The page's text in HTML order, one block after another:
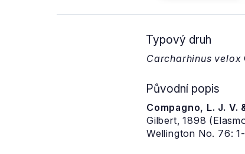
Typový druh
Carcharhinus velox
Původní popis
Compagno, L. J. V.
Gilbert, 1898
Wellington No. 76: